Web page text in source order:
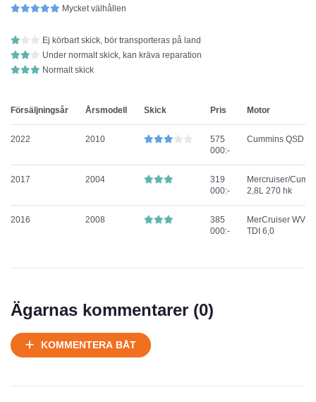
Mycket välhållen
Ej körbart skick, bör transporteras på land
Under normalt skick, kan kräva reparation
Normalt skick
Försäljningsår Årsmodell Skick Pris Motor
2022 2010
575
000:-
Cummins QSD
2017 2004
319
000:-
Mercruiser/
2,8L 270 hk
2016 2008
385
000:-
MerCruiser WV
TDI 6,0
Ägarnas kommentarer (0)
KOMMENTERA BÅT